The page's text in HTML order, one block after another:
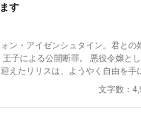
そのネックレス素敵ね』と微笑ん
士は、商人になりたかっただけな
破棄で返り討ちにされた元王子、
を救う？
す
ォン・アイゼンシュタイン。君との
えたリリスは、ようやく自由を手
屋敷のバルコニー
たのは、断罪したはずの王太子。 花
文字数：